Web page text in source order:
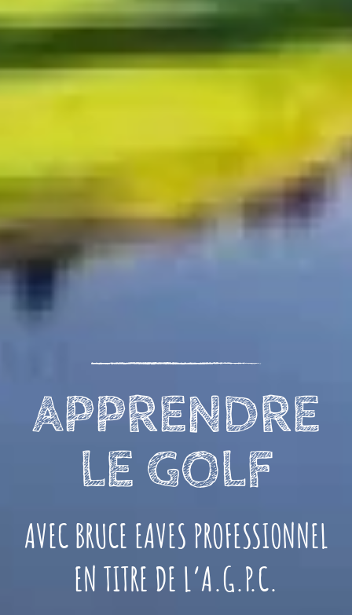
APPRENDRE
LE GOLF
AVEC BRUCE EAVES PROFESSIONNEL
EN TITRE DE L’A.G.P.C.